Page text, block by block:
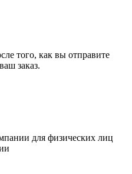
того, как вы отправите
заказ.
для физических лиц